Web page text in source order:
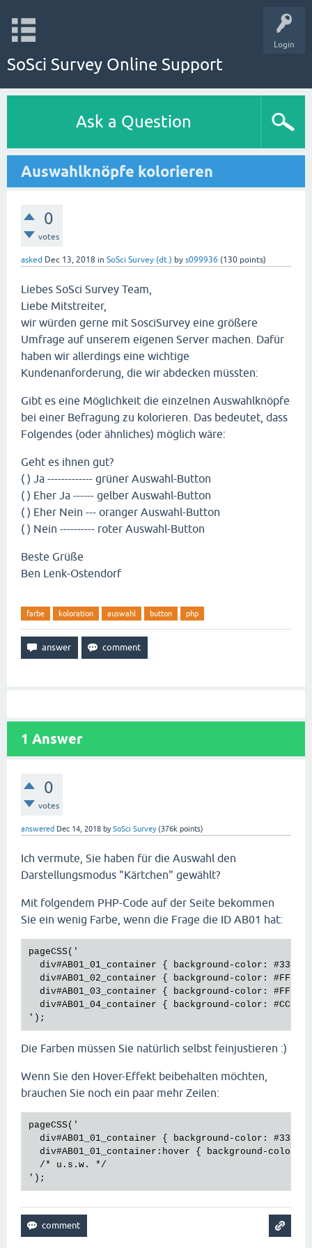
Login
SoSci Survey Online Support
Ask a Question
Auswahlknöpfe kolorieren
0
votes
asked Dec 13, 2018 in SoSci Survey (dt.) by s099936 (130 points)
Liebes SoSci Survey Team,
Liebe Mitstreiter,
wir würden gerne mit SosciSurvey eine größere
Umfrage auf unserem eigenen Server machen. Dafür
haben wir allerdings eine wichtige
Kundenanforderung, die wir abdecken müssten:
Gibt es eine Möglichkeit die einzelnen Auswahlknöpfe
bei einer Befragung zu kolorieren. Das bedeutet, dass
Folgendes (oder ähnliches) möglich wäre:
Geht es ihnen gut?
( ) Ja ------------- grüner Auswahl-Button
( ) Eher Ja ------ gelber Auswahl-Button
( ) Eher Nein --- oranger Auswahl-Button
( ) Nein ---------- roter Auswahl-Button
Beste Grüße
Ben Lenk-Ostendorf
farbe koloration auswahl button php
1 Answer
0
votes
answered Dec 14, 2018 bySoSci Survey (376k points)
Ich vermute, Sie haben für die Auswahl den
Darstellungsmodus "Kärtchen" gewählt?
Mit folgendem PHP-Code auf der Seite bekommen
Sie ein wenig Farbe, wenn die Frage die ID AB01 hat:
pageCSS('
div#AB01_01_container { background-color:
div#AB01_02_container { background-color:
div#AB01_03_container { background-color:
div#AB01_04_container { background-color:
Die Farben müssen Sie natürlich selbst feinjustieren :)
Wenn Sie den Hover-Effekt beibehalten möchten,
brauchen Sie noch ein paar mehr Zeilen:
pageCSS('
div#AB01_01_container { background-color:
div#AB01_01_container:hover { background-color:
  /* u.s.w. */